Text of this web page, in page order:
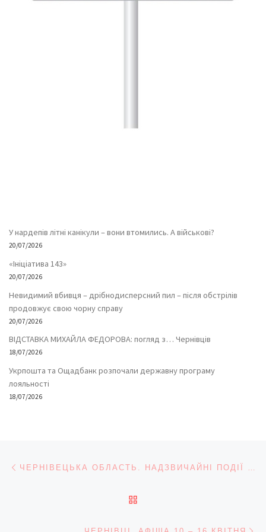
У нардепів літні канікули – вони втомились. А військові?
20/07/2026
«Ініціатива 143»
20/07/2026
Невидимий вбивця – дрібнодисперсний пил – після обстрілів
продовжує свою чорну справу
20/07/2026
ВІДСТАВКА МИХАЙЛА ФЕДОРОВА: погляд з… Чернівців
18/07/2026
Укрпошта та Ощадбанк розпочали державну програму
лояльності
18/07/2026
Навігація записів